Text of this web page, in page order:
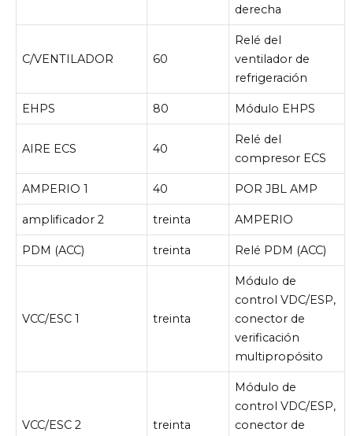
derecha
C/VENTILADOR 60
Relé del
ventilador de
refrigeración
EHPS 80 Módulo EHPS
AIRE ECS 40
Relé del
compresor ECS
AMPERIO 1 40 POR JBL AMP
amplificador 2 treinta AMPERIO
PDM (ACC) treinta Relé PDM (ACC)
VCC/ESC 1 treinta
Módulo de
control VDC/ESP,
conector de
verificación
multipropósito
VCC/ESC 2 treinta
Módulo de
control VDC/ESP,
conector de